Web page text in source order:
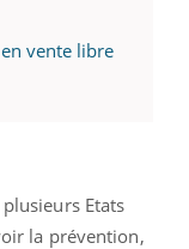
vente libre
Etats
la prévention,